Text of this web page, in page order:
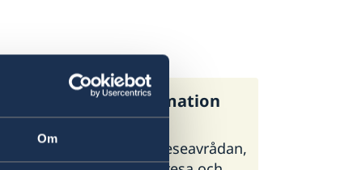
Om
generella reseinformation
finns UD:s reseavrådan,